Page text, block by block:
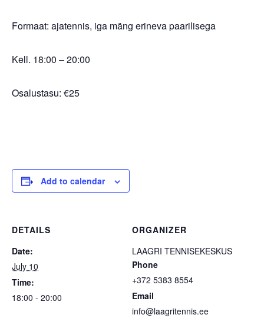
Formaat: ajatennis, iga mäng erineva paarilisega
Kell. 18:00 – 20:00
Osalustasu: €25
Add to calendar
DETAILS
Date:
July 10
Time:
18:00 - 20:00
ORGANIZER
LAAGRI TENNISEKESKUS
Phone
+372 5383 8554
Email
info@laagritennis.ee